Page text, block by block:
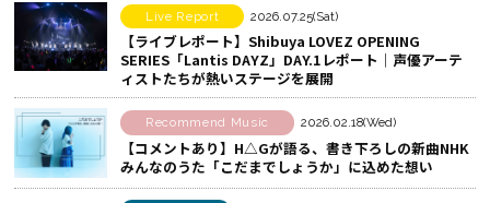
シ
ェ
ア
す
る
る
Live Report 2026.07.25(Sat)
【ライブレポート】Shibuya LOVEZ OPENING
SERIES「Lantis DAYZ」DAY.1レポート｜声優アーテ
ィストたちが熱いステージを展開
Recommend Music 2026.02.18(Wed)
【コメントあり】H△Gが語る、書き下ろしの新曲NHK
みんなのうた「こだまでしょうか」に込めた想い